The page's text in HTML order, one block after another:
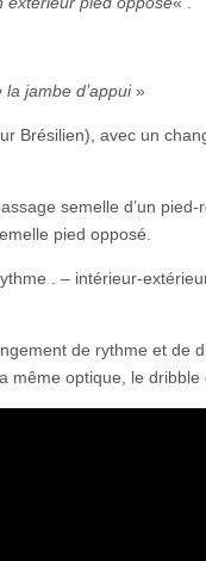
jambe d’appui»
Brésilien), avec un
semelle d’un
pied opposé.
. – intérieur-
de rythme et de
optique, le dribble